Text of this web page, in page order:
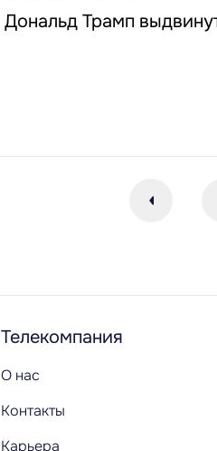
Дональд Трамп
Телекомпания
О нас
Контакты
Карьера